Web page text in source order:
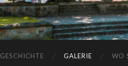
GESCHICHTE GALERIE WO